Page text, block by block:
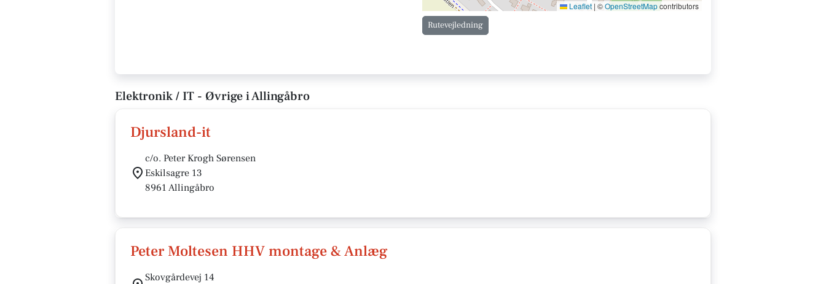
Leaflet | ©OpenStreetMapcontributors
Rutevejledning
Elektronik / IT - Øvrige i Allingåbro
Djursland-it
c/o. Peter Krogh Sørensen
Eskilsagre 13
8961 Allingåbro
Peter Moltesen HHV montage & Anlæg
Skovgårdevej 14